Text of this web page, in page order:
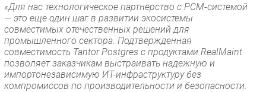
«Для нас технологическое партнерство с РСМ-системой
— это еще один шаг в развитии экосистемы
совместимых отечественных решений для
промышленного сектора. Подтвержденная
совместимость Tantor Postgres с продуктами RealMaint
позволяет заказчикам выстраивать надежную и
импортонезависимую ИТ-инфраструктуру без
компромиссов по производительности и безопасности.